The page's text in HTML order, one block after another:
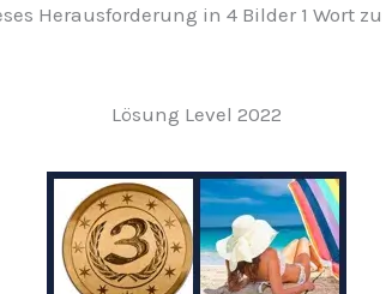
Herausforderung in 4 Bilder 1 Wort
Lösung Level 2022